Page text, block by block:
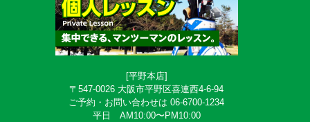
[平野本店]
〒547-0026 大阪市平野区喜連西4-6-94
ご予約・お問い合わせは 06-6700-1234
平日 AM10:00〜PM10:00